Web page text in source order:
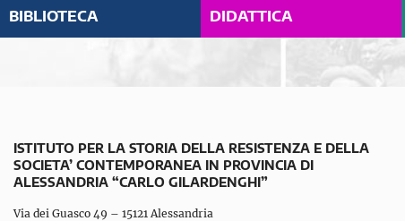
BIBLIOTECA DIDATTICA
ISTITUTO PER LA STORIA DELLA RESISTENZA E DELLA
SOCIETA’ CONTEMPORANEA IN PROVINCIA DI
ALESSANDRIA “CARLO GILARDENGHI”
Via dei Guasco 49 – 15121 Alessandria